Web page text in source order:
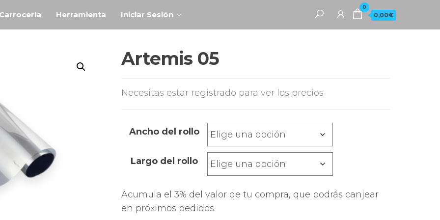
0
0,00€
Herramienta Iniciar Sesión
Artemis 05
Necesitas estar registrado para ver los precios
Ancho del rollo
Largo del rollo
Acumula el 3% del valor de tu compra, que podrás canjear
en próximos pedidos.